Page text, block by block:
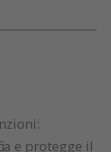
e protegge il